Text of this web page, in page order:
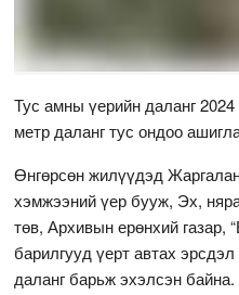
Тус амны үерийн даланг
метр даланг тус ондоо
Өнгөрсөн жилүүдэд
хэмжээний үер бууж, Эх,
төв, Архивын ерөнхий газар,
барилгууд үерт автах
даланг барьж эхэлсэн байна.